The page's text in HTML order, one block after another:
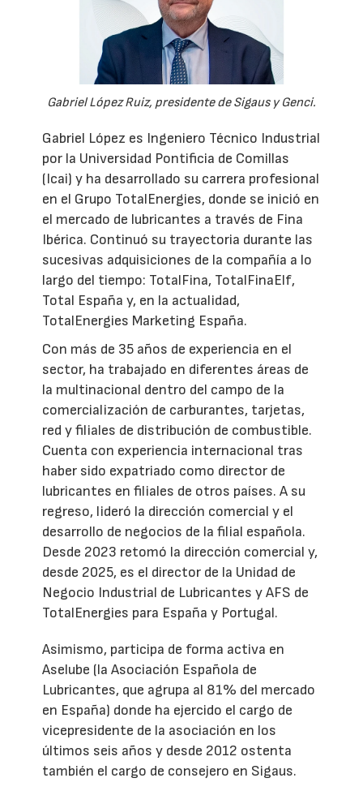
Gabriel López Ruiz, presidente de Sigaus y Genci.
Gabriel López es Ingeniero Técnico Industrial
por la Universidad Pontificia de Comillas
(Icai) y ha desarrollado su carrera profesional
en el Grupo TotalEnergies, donde se inició en
el mercado de lubricantes a través de Fina
Ibérica. Continuó su trayectoria durante las
sucesivas adquisiciones de la compañía a lo
largo del tiempo: TotalFina, TotalFinaElf,
Total España y, en la actualidad,
TotalEnergies Marketing España.
Con más de 35 años de experiencia en el
sector, ha trabajado en diferentes áreas de
la multinacional dentro del campo de la
comercialización de carburantes, tarjetas,
red y filiales de distribución de combustible.
Cuenta con experiencia internacional tras
haber sido expatriado como director de
lubricantes en filiales de otros países. A su
regreso, lideró la dirección comercial y el
desarrollo de negocios de la filial española.
Desde 2023 retomó la dirección comercial y,
desde 2025, es el director de la Unidad de
Negocio Industrial de Lubricantes y AFS de
TotalEnergies para España y Portugal.
Asimismo, participa de forma activa en
Aselube (la Asociación Española de
Lubricantes, que agrupa al 81% del mercado
en España) donde ha ejercido el cargo de
vicepresidente de la asociación en los
últimos seis años y desde 2012 ostenta
también el cargo de consejero en Sigaus.